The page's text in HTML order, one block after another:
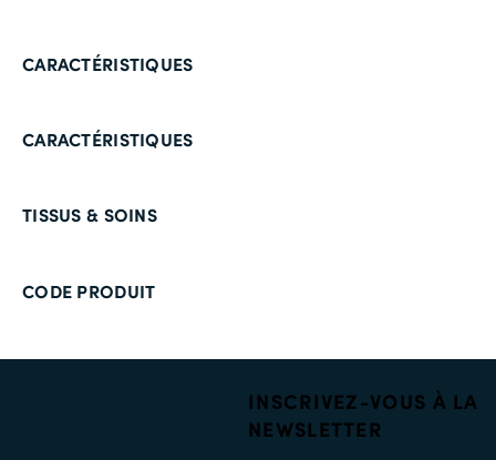
CARACTÉRISTIQUES
CARACTÉRISTIQUES
TISSUS & SOINS
CODE PRODUIT
INSCRIVEZ-VOUS À LA
NEWSLETTER